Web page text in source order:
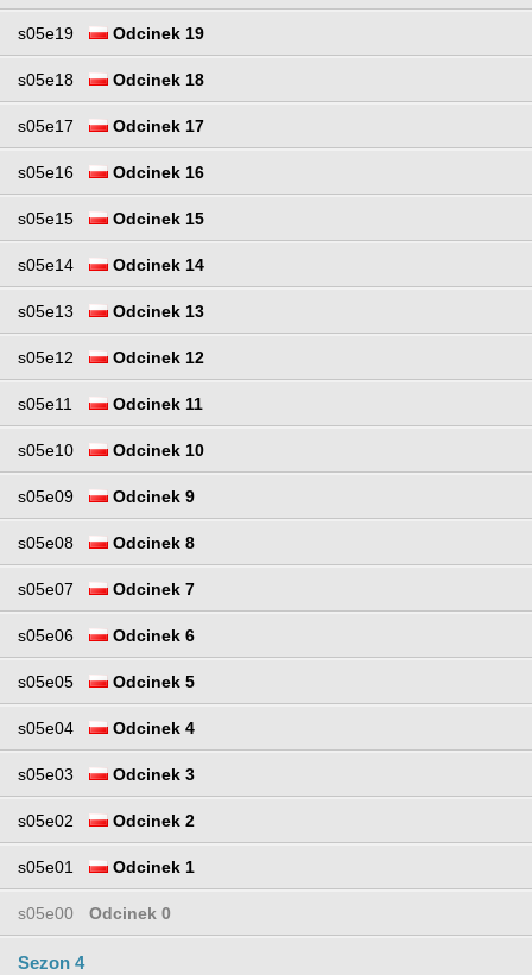
s05e19 Odcinek 19
s05e18 Odcinek 18
s05e17 Odcinek 17
s05e16 Odcinek 16
s05e15 Odcinek 15
s05e14 Odcinek 14
s05e13 Odcinek 13
s05e12 Odcinek 12
s05e11 Odcinek 11
s05e10 Odcinek 10
s05e09 Odcinek 9
s05e08 Odcinek 8
s05e07 Odcinek 7
s05e06 Odcinek 6
s05e05 Odcinek 5
s05e04 Odcinek 4
s05e03 Odcinek 3
s05e02 Odcinek 2
s05e01 Odcinek 1
s05e00 Odcinek 0
Sezon 4